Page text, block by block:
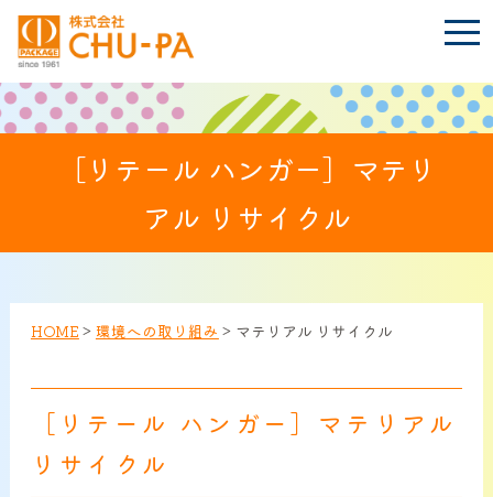
t
o
l
e
n
TOP
会社案内
［リテール ハンガー］マテリ
アル リサイクル
HOME > 環境への取り組み > マテリアル リサイクル
［リテール ハンガー］マテリアル
リサイクル